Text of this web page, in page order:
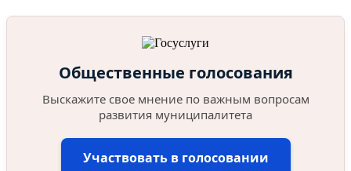
Общественные голосования
Выскажите свое мнение по важным вопросам
развития муниципалитета
Участвовать в голосовании